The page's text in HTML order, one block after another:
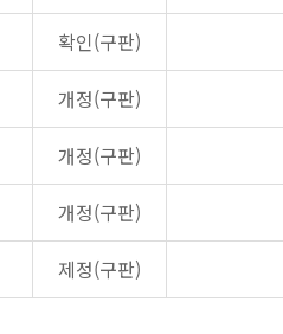
확인(구판)
개정(구판)
개정(구판)
개정(구판)
제정(구판)